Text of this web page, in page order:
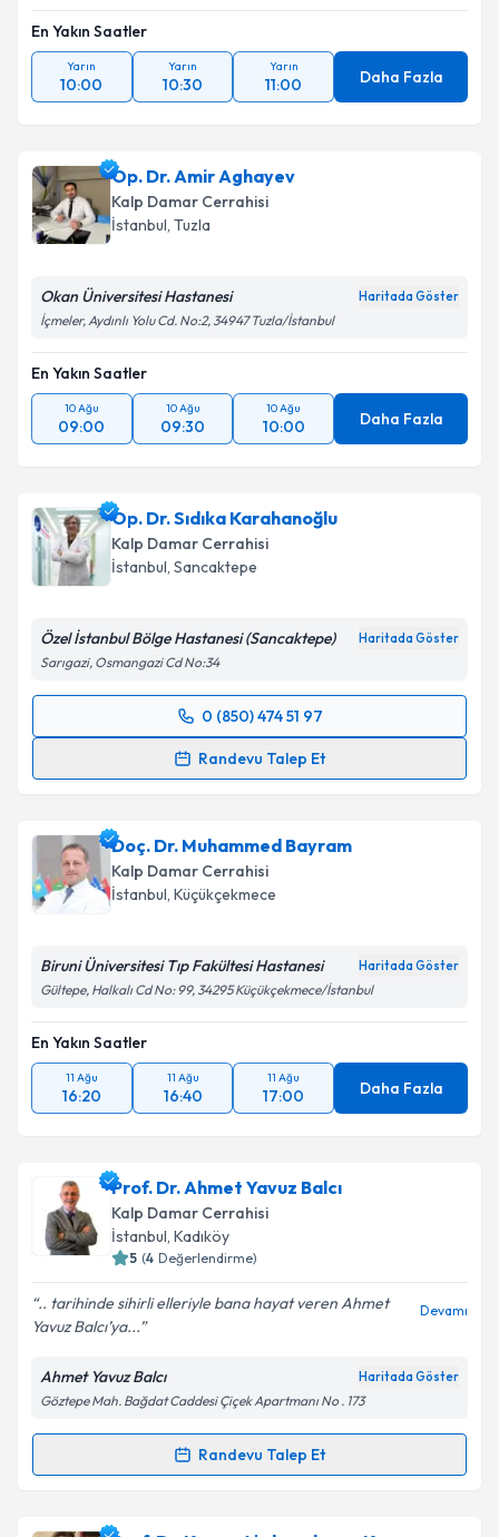
En Yakın Saatler
Yarın
10:00
Yarın
10:30
Yarın
11:00 Daha Fazla
Op. Dr. Amir Aghayev
Kalp Damar Cerrahisi
İstanbul, Tuzla
Okan Üniversitesi Hastanesi Haritada Göster
İçmeler, Aydınlı Yolu Cd. No:2, 34947 Tuzla/İstanbul
En Yakın Saatler
10 Ağu
09:00
10 Ağu
09:30
10 Ağu
10:00 Daha Fazla
Op. Dr. Sıdıka Karahanoğlu
Kalp Damar Cerrahisi
İstanbul, Sancaktepe
Özel İstanbul Bölge Hastanesi (Sancaktepe) Haritada Göster
Sarıgazi, Osmangazi Cd No:34
0 (850) 474 51 97
Randevu Talep Et
Randevu Takvimi Talebi
için bir takvim hazırlandığında e-posta ile
bilgilendireceğiz.
E-posta Adresiniz
Kişisel verilerimin işlenmesine ilişkinAydınlatma
Metni
kapsamda işlenmesini kabul ediyorum.
Doç. Dr. Muhammed Bayram
Kalp Damar Cerrahisi
İstanbul, Küçükçekmece
Biruni Üniversitesi Tıp Fakültesi Hastanesi Haritada Göster
Gültepe, Halkalı Cd No: 99, 34295 Küçükçekmece/İstanbul
En Yakın Saatler
11 Ağu
16:20
11 Ağu
16:40
11 Ağu
17:00 Daha Fazla
Prof. Dr. Ahmet Yavuz Balcı
Kalp Damar Cerrahisi
İstanbul, Kadıköy
5 (4 Değerlendirme)
.. tarihinde sihirli elleriyle bana hayat veren Ahmet
Yavuz Balcı’ya...
Devamı
Ahmet Yavuz Balcı Haritada Göster
Göztepe Mah. Bağdat Caddesi Çiçek Apartmanı No . 173
Randevu Talep Et
Randevu Takvimi Talebi